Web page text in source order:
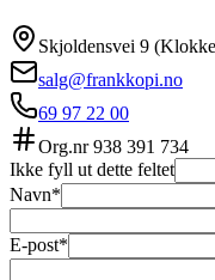
Skjoldensvei 9
salg@frankkopi.no
69 97 22 00
Org.nr938 391 734
Ikke fyll ut dette feltet
Navn*
E-post*